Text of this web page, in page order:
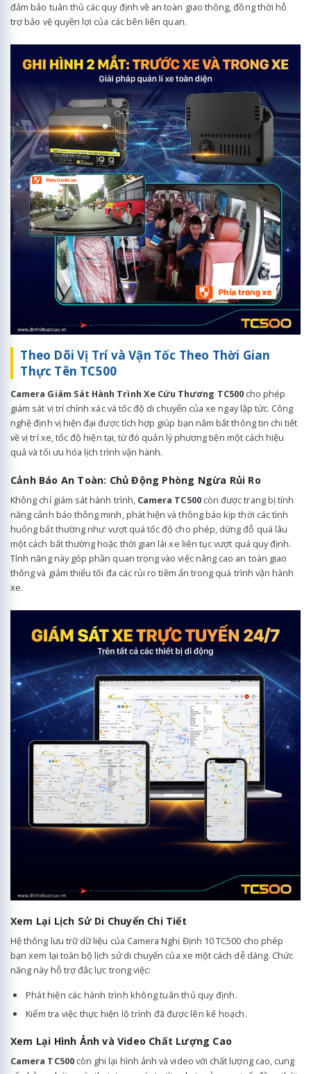
đảm bảo tuân thủ các quy định về an toàn giao thông, đồng thời hỗ
trợ bảo vệ quyền lợi của các bên liên quan.
Theo Dõi Vị Trí và Vận Tốc Theo Thời Gian
Thực Tên TC500
Camera Giám Sát Hành Trình Xe Cứu Thương TC500cho phép
giám sát vị trí chính xác và tốc độ di chuyển của xe ngay lập tức. Công
nghệ định vị hiện đại được tích hợp giúp bạn nắm bắt thông tin chi tiết
về vị trí xe, tốc độ hiện tại, từ đó quản lý phương tiện một cách hiệu
quả và tối ưu hóa lịch trình vận hành.
Cảnh Báo An Toàn: Chủ Động Phòng Ngừa Rủi Ro
Không chỉ giám sát hành trình, Camera TC500còn được trang bị tính
năng cảnh báo thông minh, phát hiện và thông báo kịp thời các tình
huống bất thường như: vượt quá tốc độ cho phép, dừng đỗ quá lâu
một cách bất thường hoặc thời gian lái xe liên tục vượt quá quy định.
Tính năng này góp phần quan trọng vào việc nâng cao an toàn giao
thông và giảm thiểu tối đa các rủi ro tiềm ẩn trong quá trình vận hành
xe.
Xem Lại Lịch Sử Di Chuyển Chi Tiết
Hệ thống lưu trữ dữ liệu của Camera Nghị Định 10 TC500 cho phép
bạn xem lại toàn bộ lịch sử di chuyển của xe một cách dễ dàng. Chức
năng này hỗ trợ đắc lực trong việc:
Phát hiện các hành trình không tuân thủ quy định.
Kiểm tra việc thực hiện lộ trình đã được lên kế hoạch.
Xem Lại Hình Ảnh và Video Chất Lượng Cao
Camera TC500còn ghi lại hình ảnh và video với chất lượng cao, cung